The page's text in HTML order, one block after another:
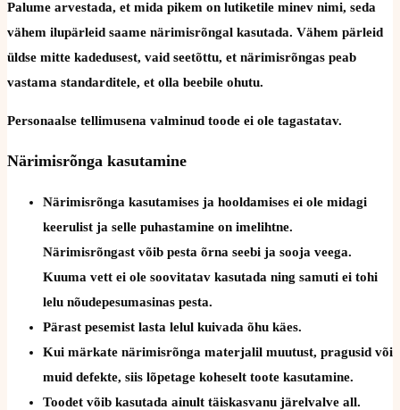
Palume arvestada, et mida pikem on lutiketile minev nimi, seda
vähem ilupärleid saame närimisrõngal kasutada. Vähem pärleid
üldse mitte kadedusest, vaid seetõttu, et närimisrõngas peab
vastama standarditele, et olla beebile ohutu.
Personaalse tellimusena valminud toode ei ole tagastatav.
Närimisrõnga kasutamine
Närimisrõnga kasutamises ja hooldamises ei ole midagi
keerulist ja selle puhastamine on imelihtne.
Närimisrõngast võib pesta õrna seebi ja sooja veega.
Kuuma vett ei ole soovitatav kasutada ning samuti ei tohi
lelu nõudepesumasinas pesta.
Pärast pesemist lasta lelul kuivada õhu käes.
Kui märkate närimisrõnga materjalil muutust, pragusid või
muid defekte, siis lõpetage koheselt toote kasutamine.
Toodet võib kasutada ainult täiskasvanu järelvalve all.